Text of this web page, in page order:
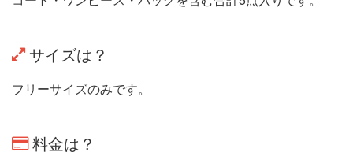
サイズは？
フリーサイズのみです。
料金は？